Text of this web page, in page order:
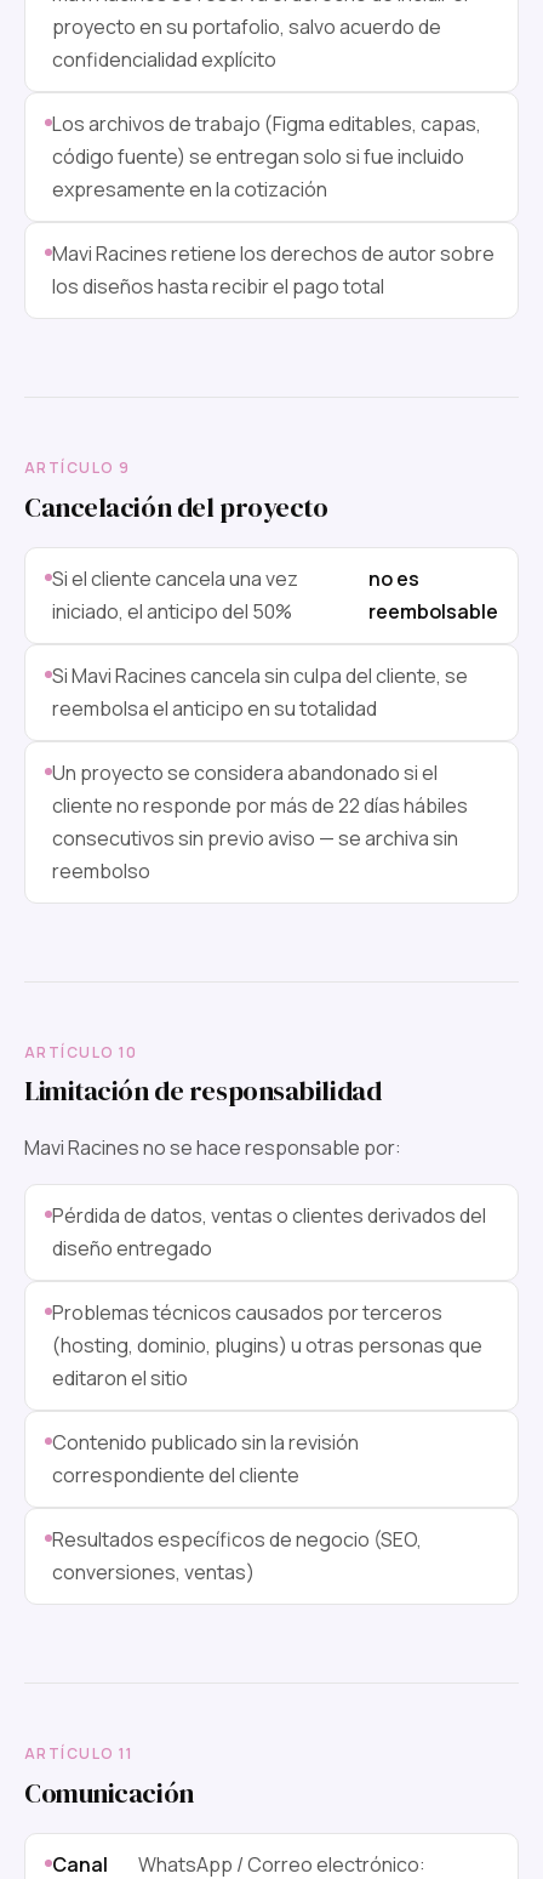
proyecto en su portafolio, salvo acuerdo de
confidencialidad explícito
Los archivos de trabajo (Figma editables, capas,
código fuente) se entregan solo si fue incluido
expresamente en la cotización
Mavi Racines retiene los derechos de autor sobre
los diseños hasta recibir el pago total
ARTÍCULO 9
Cancelación del proyecto
Si el cliente cancela una vez
iniciado, el anticipo del 50%
no es
reembolsable
Si Mavi Racines cancela sin culpa del cliente, se
reembolsa el anticipo en su totalidad
Un proyecto se considera abandonado si el
cliente no responde por más de 22 días hábiles
consecutivos sin previo aviso — se archiva sin
reembolso
ARTÍCULO 10
Limitación de responsabilidad
Mavi Racines no se hace responsable por:
Pérdida de datos, ventas o clientes derivados del
diseño entregado
Problemas técnicos causados por terceros
(hosting, dominio, plugins) u otras personas que
editaron el sitio
Contenido publicado sin la revisión
correspondiente del cliente
Resultados específicos de negocio (SEO,
conversiones, ventas)
ARTÍCULO 11
Comunicación
Canal
WhatsApp / Correo electrónico: